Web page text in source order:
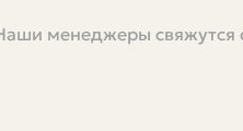
от простых
воды, чтобы вы могли
менеджеры свяжутся